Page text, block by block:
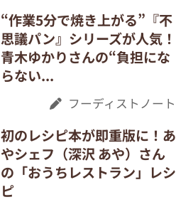
“作業5分で焼き上がる”『不
思議パン』シリーズが人気！
青木ゆかりさんの“負担にな
らない...
フーディストノート
初のレシピ本が即重版に！あ
やシェフ（深沢 あや）さん
の「おうちレストラン」レシ
ピ